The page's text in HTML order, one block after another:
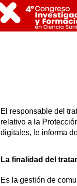
El responsable del
relativo a la
digitales, le informa
La finalidad del
Es la gestión de